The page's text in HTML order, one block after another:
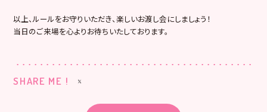
以上、ルールをお守りいただき、楽しいお渡し会にしましょう！
当日のご来場を心よりお待ちいたしております。
SHARE ME !